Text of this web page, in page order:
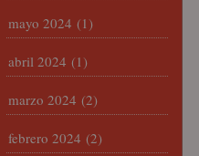
mayo 2024 (1)
abril 2024 (1)
marzo 2024 (2)
febrero 2024 (2)